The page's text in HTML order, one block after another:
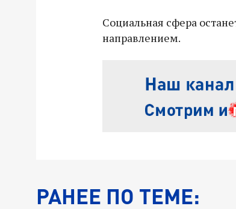
Социальная сфера
направлением.
РАНЕЕ ПО ТЕМЕ: